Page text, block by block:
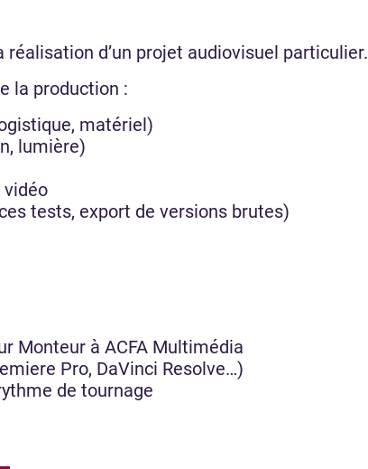
d’un projet audiovisuel particulier.
la production :
matériel)
lumière)
vidéo
tests, export de versions brutes)
Monteur à ACFA Multimédia
Pro, DaVinci Resolve…)
de tournage